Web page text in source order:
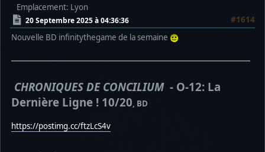
Emplacement: Lyon
20 Septembre 2025 à 04:36:36
#1614
Nouvelle BD infinitythegame de la semaine
CHRONIQUES DE CONCILIUM - O-12: La
Dernière Ligne ! 10/20, BD
https://postimg.cc/ftzLcS4v